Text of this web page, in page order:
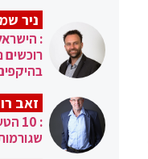
ניר
:
רוכשים
זאב
: 10